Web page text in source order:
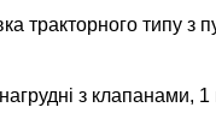
тракторного типу з
з клапанами,